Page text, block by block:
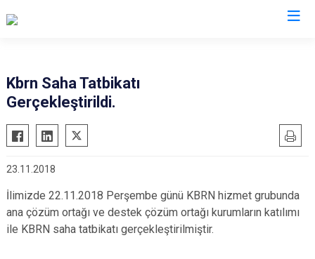
Kbrn Saha Tatbikatı
Gerçekleştirildi.
23.11.2018
İlimizde 22.11.2018 Perşembe günü KBRN hizmet grubunda
ana çözüm ortağı ve destek çözüm ortağı kurumların katılımı
ile KBRN saha tatbikatı gerçekleştirilmiştir.